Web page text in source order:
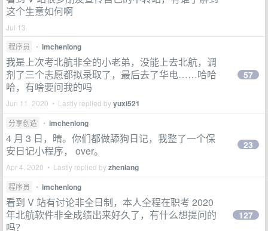
这个生意如何啊
Jul 13
程序员
• imchenlong
我是上次考北航非全的小老弟，没能上去北航，调
剂了三个志愿都拟录取了，最后去了华电……哈哈
哈，有啥要问我的吗
Jun 11, 2020 • Lastly replied byyuxi521
57
分享创造 • imchenlong
4 月 3 日，晴。你们都做舔狗日记，我整了一个保
安日记小程序， over。
Apr 4, 2020 • Lastly replied byzhenlang
23
程序员 • imchenlong
看到 V 站有讨论非全日制，本人全程在职考 2020
年北航软件非全成绩出来好久了，有什么想提问的
吗？
127